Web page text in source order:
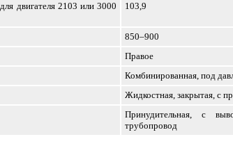
для двигателя 2103 или 3000
103,9
850–900
Правое
Комбинированная, под
Жидкостная, закрытая, с
Принудительная, с
трубопровод